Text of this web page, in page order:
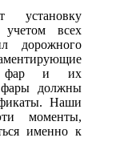
установку
всех
дорожного
фар и их
фары должны
Наши
моменты,
именно к